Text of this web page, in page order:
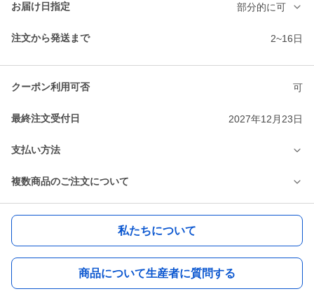
お届け日指定 部分的に可
注文から発送まで 2~16日
クーポン利用可否 可
最終注文受付日 2027年12月23日
支払い方法
複数商品のご注文について
私たちについて
商品について生産者に質問する